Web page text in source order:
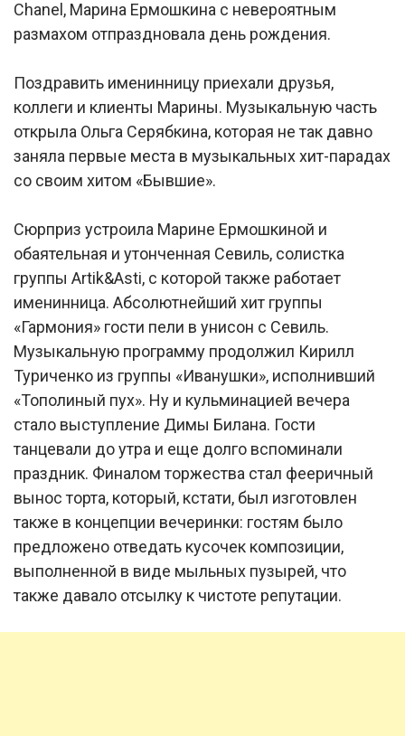
Chanel, Марина Ермошкина с невероятным
размахом отпраздновала день рождения.
Поздравить именинницу приехали друзья,
коллеги и клиенты Марины. Музыкальную часть
открыла Ольга Серябкина, которая не так давно
заняла первые места в музыкальных хит-парадах
со своим хитом «Бывшие».
Сюрприз устроила Марине Ермошкиной и
обаятельная и утонченная Севиль, солистка
группы Artik&Asti, с которой также работает
именинница. Абсолютнейший хит группы
«Гармония» гости пели в унисон с Севиль.
Музыкальную программу продолжил Кирилл
Туриченко из группы «Иванушки», исполнивший
«Тополиный пух». Ну и кульминацией вечера
стало выступление Димы Билана. Гости
танцевали до утра и еще долго вспоминали
праздник. Финалом торжества стал фееричный
вынос торта, который, кстати, был изготовлен
также в концепции вечеринки: гостям было
предложено отведать кусочек композиции,
выполненной в виде мыльных пузырей, что
также давало отсылку к чистоте репутации.